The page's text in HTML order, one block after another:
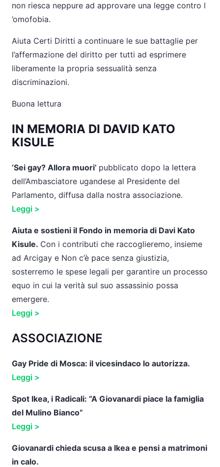
non riesca neppure ad approvare una legge contro l
’omofobia.
Aiuta Certi Diritti a continuare le sue battaglie per
l’affermazione del diritto per tutti ad esprimere
liberamente la propria sessualità senza
discriminazioni.
Buona lettura
IN MEMORIA DI DAVID KATO
KISULE
‘Sei gay? Allora muori’ pubblicato dopo la lettera
dell’Ambasciatore ugandese al Presidente del
Parlamento, diffusa dalla nostra associazione.
Leggi >
Aiuta e sostieni il Fondo in memoria di Davi Kato
Kisule. Con i contributi che raccoglieremo, insieme
ad Arcigay e Non c’è pace senza giustizia,
sosterremo le spese legali per garantire un processo
equo in cui la verità sul suo assassinio possa
emergere.
Leggi >
ASSOCIAZIONE
Gay Pride di Mosca: il vicesindaco lo autorizza.
Leggi >
Spot Ikea, i Radicali: “A Giovanardi piace la famiglia
del Mulino Bianco”
Leggi >
Giovanardi chieda scusa a Ikea e pensi a matrimoni
in calo.